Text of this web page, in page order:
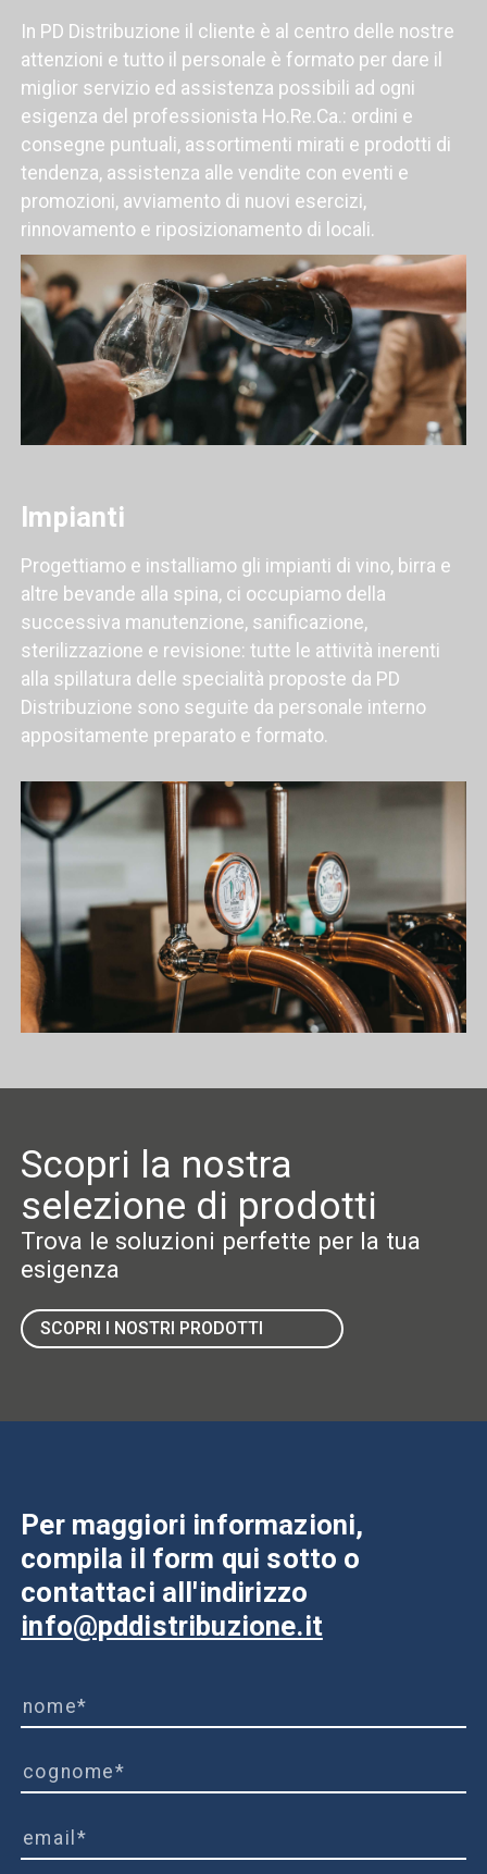
In PD Distribuzione il cliente è al centro delle nostre
attenzioni e tutto il personale è formato per dare il
miglior servizio ed assistenza possibili ad ogni
esigenza del professionista Ho.Re.Ca.: ordini e
consegne puntuali, assortimenti mirati e prodotti di
tendenza, assistenza alle vendite con eventi e
promozioni, avviamento di nuovi esercizi,
rinnovamento e riposizionamento di locali.
Impianti
Progettiamo e installiamo gli impianti di vino, birra e
altre bevande alla spina, ci occupiamo della
successiva manutenzione, sanificazione,
sterilizzazione e revisione: tutte le attività inerenti
alla spillatura delle specialità proposte da PD
Distribuzione sono seguite da personale interno
appositamente preparato e formato.
Scopri la nostra
selezione di prodotti
Trova le soluzioni perfette per la tua
esigenza
SCOPRI I NOSTRI PRODOTTI
Per maggiori informazioni,
compila il form qui sotto o
contattaci all'indirizzo
info@pddistribuzione.it